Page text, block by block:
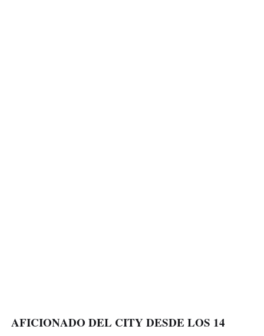
AFICIONADO DEL CITY DESDE LOS 14